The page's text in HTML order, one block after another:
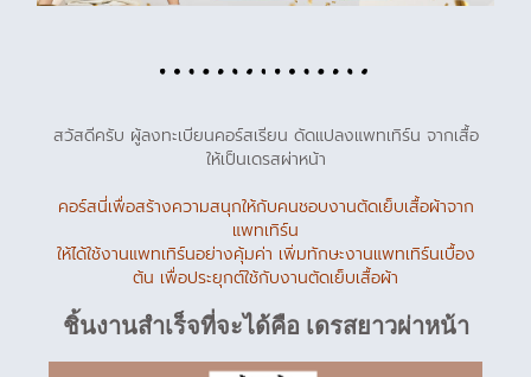
สวัสดีครับ ผู้ลงทะเบียนคอร์สเรียน ดัดแปลงแพทเทิร์น จากเสื้อ
ให้เป็นเดรสผ่าหน้า
คอร์สนี่เพื่อสร้างความสนุกให้กับคนชอบงานตัดเย็บเสื้อผ้าจาก
แพทเทิร์น
ให้ได้ใช้งานแพทเทิร์นอย่างคุ้มค่า เพิ่มทักษะงานแพทเทิร์นเบื้อง
ต้น เพื่อประยุกต์ใช้กับงานตัดเย็บเสื้อผ้า
ชิ้นงานสำเร็จที่จะได้คือ เดรสยาวผ่าหน้า